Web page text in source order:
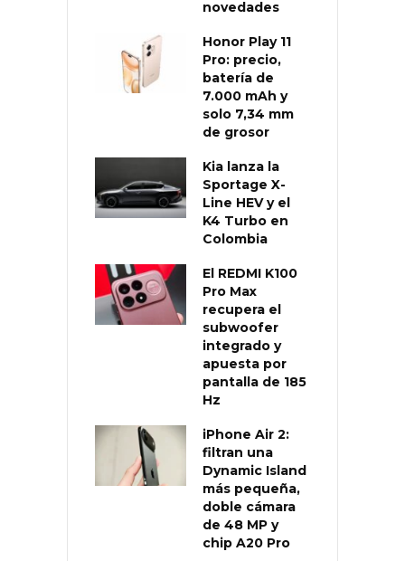
novedades
Honor Play 11
Pro: precio,
batería de
7.000 mAh y
solo 7,34 mm
de grosor
Kia lanza la
Sportage X-
Line HEV y el
K4 Turbo en
Colombia
El REDMI K100
Pro Max
recupera el
subwoofer
integrado y
apuesta por
pantalla de 185
Hz
iPhone Air 2:
filtran una
Dynamic Island
más pequeña,
doble cámara
de 48 MP y
chip A20 Pro